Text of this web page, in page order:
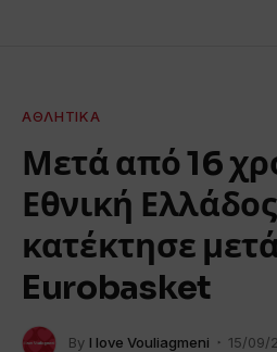
ΑΘΛΗΤΙΚΆ
Μετά από 16
Εθνική
κατέκτησε
Eurobasket
By I love Vouliagmeni
15/09/